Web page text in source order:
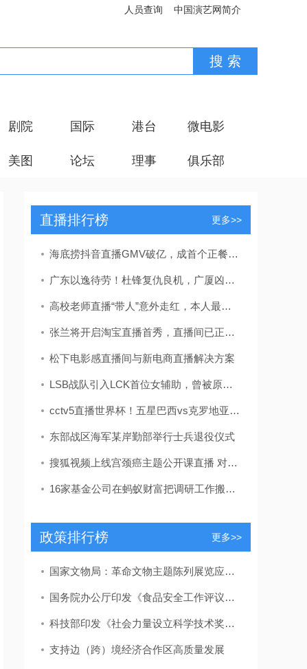
人员查询 中国演艺网简介
剧院 国际 港台 微电影
美图 论坛 理事 俱乐部
直播排行榜 更多>>
海底捞抖音直播GMV破亿，成首个正餐直播破亿品牌
广东以逸待劳！杜锋复仇良机，广厦凶多吉少，CCTV5直播
高校老师直播“带人”意外走红，本人最新发声
张兰将开启淘宝直播首秀，直播间已正式更名为“张兰俏生活”
松下电影感直播间与新电商直播解决方案
LSB战队引入LCK首位女辅助，曾被原神哥直播嘲讽？报仇的机会来了
cctv5直播世界杯！五星巴西vs克罗地亚，梅西率阿根廷男足PK荷兰
东部战区海军某岸勤部举行士兵退役仪式
搜狐视频上线宫颈癌主题公开课直播 对HPV病毒说再见
16家基金公司在蚂蚁财富把调研工作搬上直播间
政策排行榜 更多>>
国家文物局：革命文物主题陈列展览应力戒“主题模糊”“千馆一面”
国务院办公厅印发《食品安全工作评议考核办法》
科技部印发《社会力量设立科学技术奖管理办法》
支持边（跨）境经济合作区高质量发展